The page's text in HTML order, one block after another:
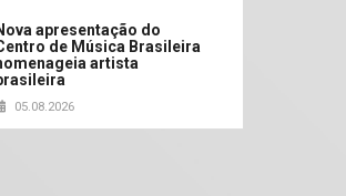
apresentação do
de Música Brasileira
artista
05.08.2026